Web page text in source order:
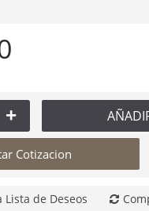
+
Cotizacion
Lista de Deseos